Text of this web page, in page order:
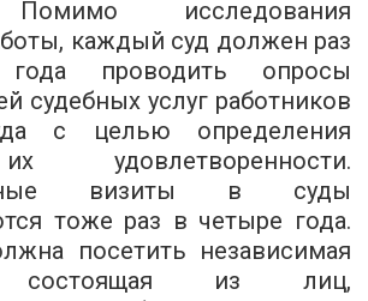
Помимо исследования
каждый суд должен раз
проводить опросы
судебных услуг работников
с целью определения
удовлетворенности.
визиты в суды
тоже раз в четыре года.
посетить независимая
состоящая из лиц,